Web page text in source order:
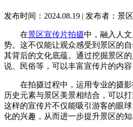
发布时间：2024.08.19 | 发布者：景
在景区宣传片拍摄中，融入人
势。这不仅能让观众感受到景区的
其背后的文化底蕴。通过挖掘景区
说、民俗等，可以丰富宣传片的内容
在拍摄过程中，运用专业的摄影
历史元素与景区美景相结合，可以
这样的宣传片不仅能吸引游客的眼
化的兴趣，从而进一步提升景区的知